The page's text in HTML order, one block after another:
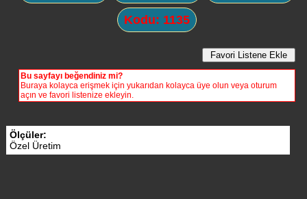
Kodu: 1135
Bu sayfayı beğendiniz mi?
Buraya kolayca erişmek için yukarıdan kolayca üye olun veya oturum
açın ve favori listenize ekleyin.
Ölçüler:
Özel Üretim